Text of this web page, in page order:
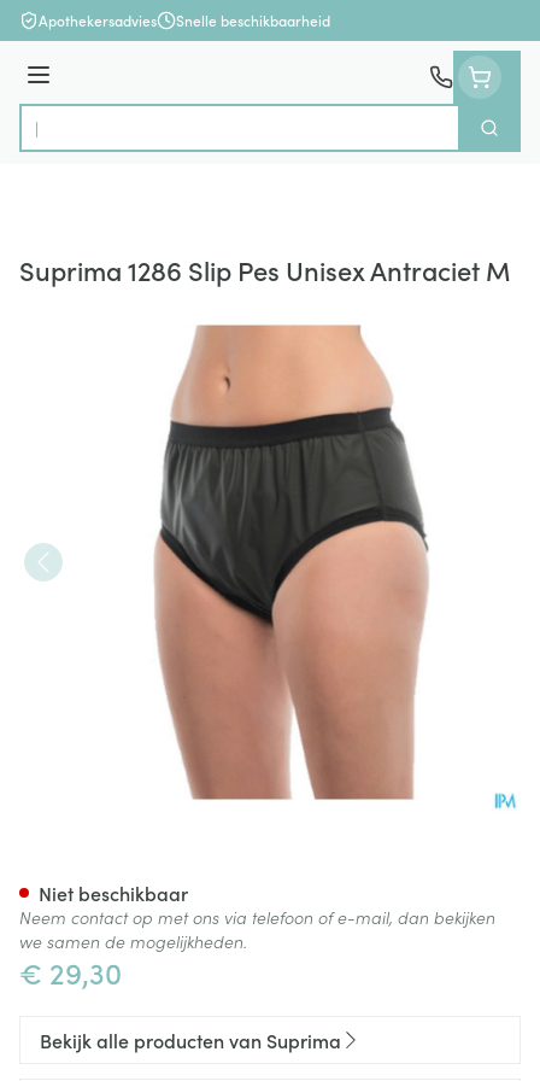
Ga naar de inhoud
Apothekersadvies Snelle beschikbaarheid
Menu
Product, merk, categorie...
Zoek
Suprima 1286 Slip Pes Unisex Antraciet M
€ 29,30
Niet beschikbaar
Neem contact op met ons via telefoon of e-mail, dan bekijken
we samen de mogelijkheden.
Bekijk alle producten van Suprima